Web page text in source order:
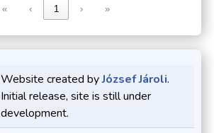
« ‹ 1 › »
Website created byJózsef Jároli.
Initial release, site is still under
development.